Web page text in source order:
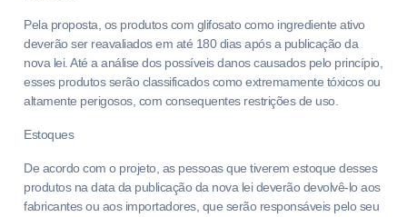
Pela proposta, os produtos com glifosato como ingrediente ativo
deverão ser reavaliados em até 180 dias após a publicação da
nova lei. Até a análise dos possíveis danos causados pelo princípio,
esses produtos serão classificados como extremamente tóxicos ou
altamente perigosos, com consequentes restrições de uso.
Estoques
De acordo com o projeto, as pessoas que tiverem estoque desses
produtos na data da publicação da nova lei deverão devolvê-lo aos
fabricantes ou aos importadores, que serão responsáveis pelo seu